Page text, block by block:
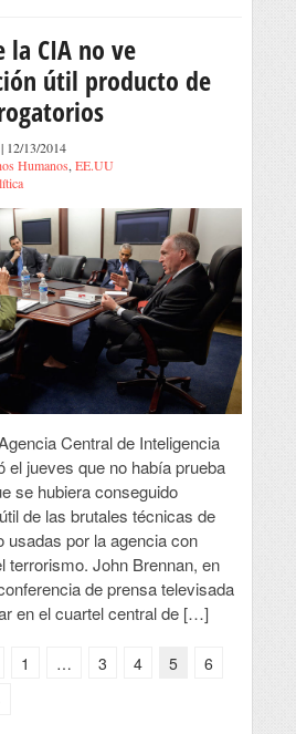
la CIA no ve
útil producto de
12/13/2014
Humanos, EE.UU
Central de Inteligencia
el jueves que no había prueba
se hubiera conseguido
de las brutales técnicas de
usadas por la agencia con
terrorismo. John Brennan, en
de prensa televisada
en el cuartel central de […]
1 … 3 4 5
6